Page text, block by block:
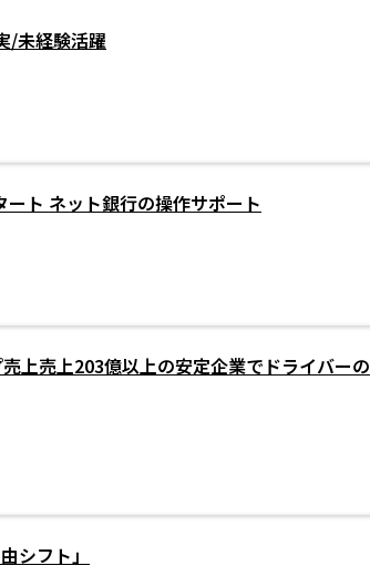
/未経験活躍
ト ネット銀行の操作サポート
上売上203億以上の安定企業でドライバーの
シフト」